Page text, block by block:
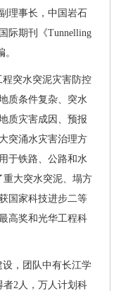
理事长，中国岩石
际期刊《Tunnelling
突水突泥灾害防控
质条件复杂、突水
质灾害成因、预报
突涌水灾害治理方
于铁路、公路和水
重大突水突泥、塌方
国家科技进步二等
高奖和光华工程科
，团队中有长江学
2人，万人计划科